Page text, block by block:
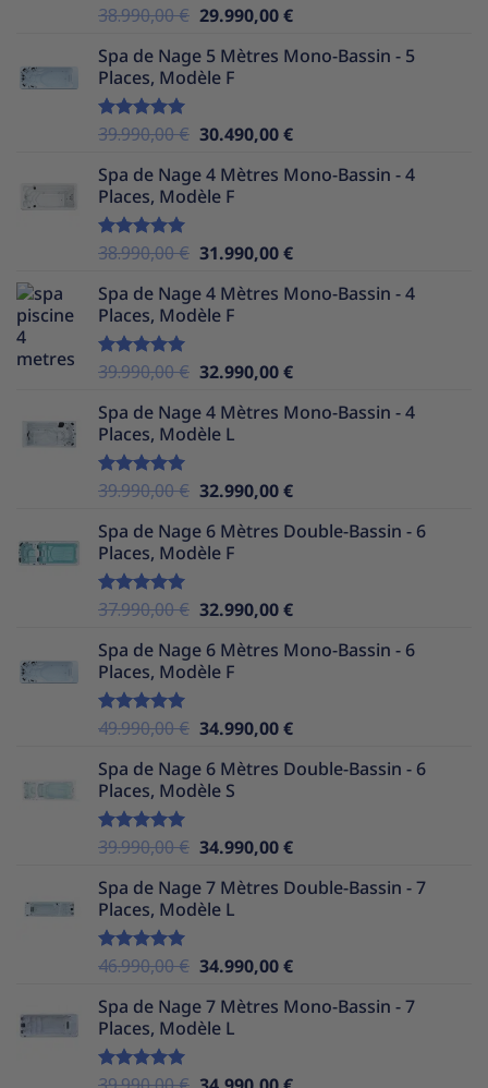
Note5.00
38.990,00€ Le
initial
était :
29.990,00€Le
actuel
Spa de Nage 5 Mètres Mono-Bassin - 5
Places, Modèle F
Note5.00
39.990,00€ Le
initial
était :
30.490,00€Le
actuel
Spa de Nage 4 Mètres Mono-Bassin - 4
Places, Modèle F
Note5.00
38.990,00€ Le
initial
était :
31.990,00€Le
actuel
Spa de Nage 4 Mètres Mono-Bassin - 4
Places, Modèle F
Note5.00
39.990,00€ Le
initial
était :
32.990,00€Le
actuel
Spa de Nage 4 Mètres Mono-Bassin - 4
Places, Modèle L
Note5.00
39.990,00€ Le
initial
était :
32.990,00€Le
actuel
Spa de Nage 6 Mètres Double-Bassin - 6
Places, Modèle F
Note5.00
37.990,00€ Le
initial
était :
32.990,00€Le
actuel
Spa de Nage 6 Mètres Mono-Bassin - 6
Places, Modèle F
Note5.00
49.990,00€ Le
initial
était :
34.990,00€Le
actuel
Spa de Nage 6 Mètres Double-Bassin - 6
Places, Modèle S
Note5.00
39.990,00€ Le
initial
était :
34.990,00€Le
actuel
Spa de Nage 7 Mètres Double-Bassin - 7
Places, Modèle L
Note5.00
46.990,00€ Le
initial
était :
34.990,00€Le
actuel
Spa de Nage 7 Mètres Mono-Bassin - 7
Places, Modèle L
Note5.00